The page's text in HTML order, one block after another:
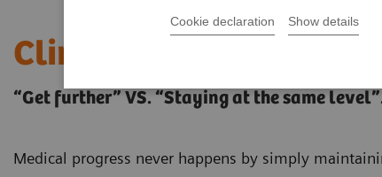
Cookie declaration Show details
Clinical Imaging
“Get further” VS. “Staying at the same
Medical progress never happens by simply